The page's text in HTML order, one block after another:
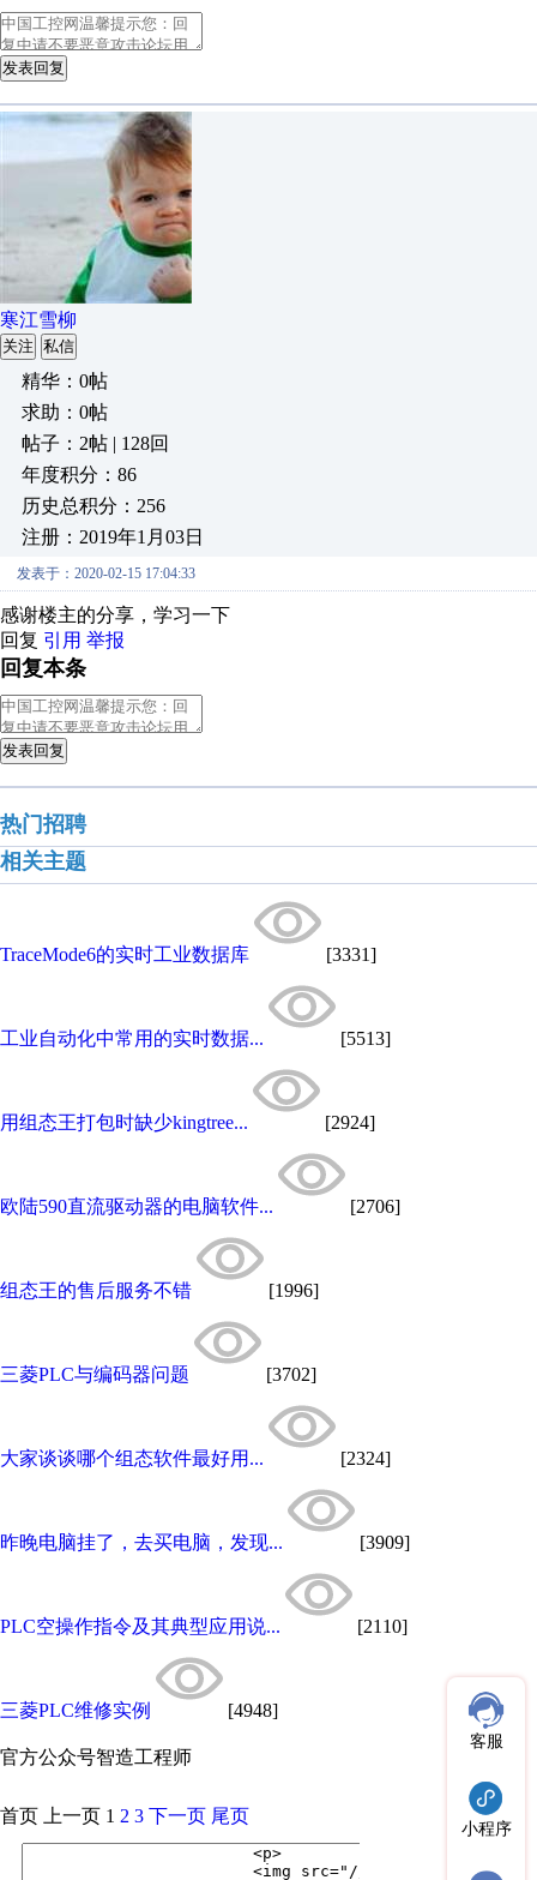
发表回复
寒江雪柳
关注 私信
精华：0帖
求助：0帖
帖子：2帖 | 128回
年度积分：86
历史总积分：256
注册：2019年1月03日
发表于：2020-02-15 17:04:33
感谢楼主的分享，学习一下
回复 引用 举报
回复本条
发表回复
热门招聘
相关主题
TraceMode6的实时工业数据库 [3331]
工业自动化中常用的实时数据... [5513]
用组态王打包时缺少kingtree... [2924]
欧陆590直流驱动器的电脑软件... [2706]
组态王的售后服务不错 [1996]
三菱PLC与编码器问题 [3702]
大家谈谈哪个组态软件最好用... [2324]
昨晚电脑挂了，去买电脑，发现... [3909]
PLC空操作指令及其典型应用说... [2110]
三菱PLC维修实例 [4948]
官方公众号智造工程师
客服
小程序
首页 上一页 1 2 3 下一页 尾页